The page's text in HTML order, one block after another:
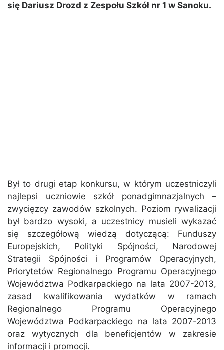
się Dariusz Drozd z Zespołu Szkół nr 1 w Sanoku.
Był to drugi etap konkursu, w którym uczestniczyli
najlepsi uczniowie szkół ponadgimnazjalnych –
zwycięzcy zawodów szkolnych. Poziom rywalizacji
był bardzo wysoki, a uczestnicy musieli wykazać
się szczegółową wiedzą dotyczącą: Funduszy
Europejskich, Polityki Spójności, Narodowej
Strategii Spójności i Programów Operacyjnych,
Priorytetów Regionalnego Programu Operacyjnego
Województwa Podkarpackiego na lata 2007-2013,
zasad kwalifikowania wydatków w ramach
Regionalnego Programu Operacyjnego
Województwa Podkarpackiego na lata 2007-2013
oraz wytycznych dla beneficjentów w zakresie
informacji i promocji.